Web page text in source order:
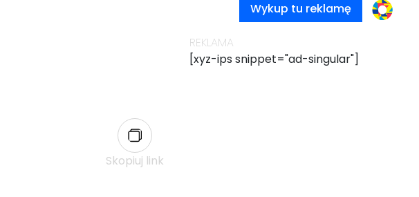
Wykup tu reklamę
Skopiuj link
REKLAMA
[xyz-ips snippet="ad-singular"]